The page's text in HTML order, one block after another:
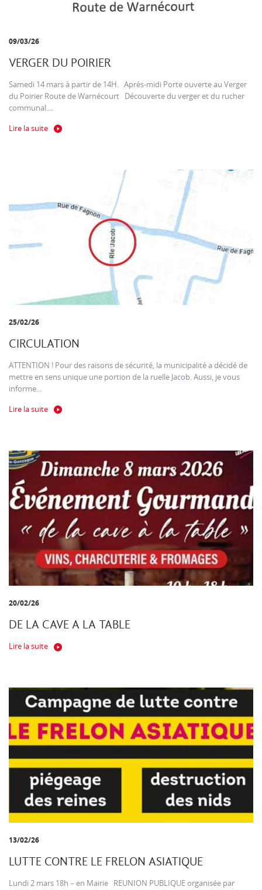
09/03/26
VERGER DU POIRIER
Samedi 14 mars à partir de 14H. Après-midi Porte ouverte au Verger
du Poirier Route de Warnécourt Découverte du verger et du rucher
communal....
Lire la suite
25/02/26
CIRCULATION
ATTENTION ! Pour des raisons de sécurité, la municipalité a décidé de
mettre en sens unique une portion de la ruelle Jacob. Aussi, je vous
informe...
Lire la suite
20/02/26
DE LA CAVE A LA TABLE
Lire la suite
13/02/26
LUTTE CONTRE LE FRELON ASIATIQUE
Lundi 2 mars 18h – en Mairie REUNION PUBLIQUE organisée par